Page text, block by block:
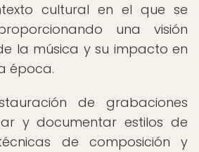
cultural en el que se
una visión
la música y su impacto en
época.
de grabaciones
y documentar estilos de
de composición y